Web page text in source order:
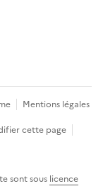
Mentions légales
cette page
sont sous licence